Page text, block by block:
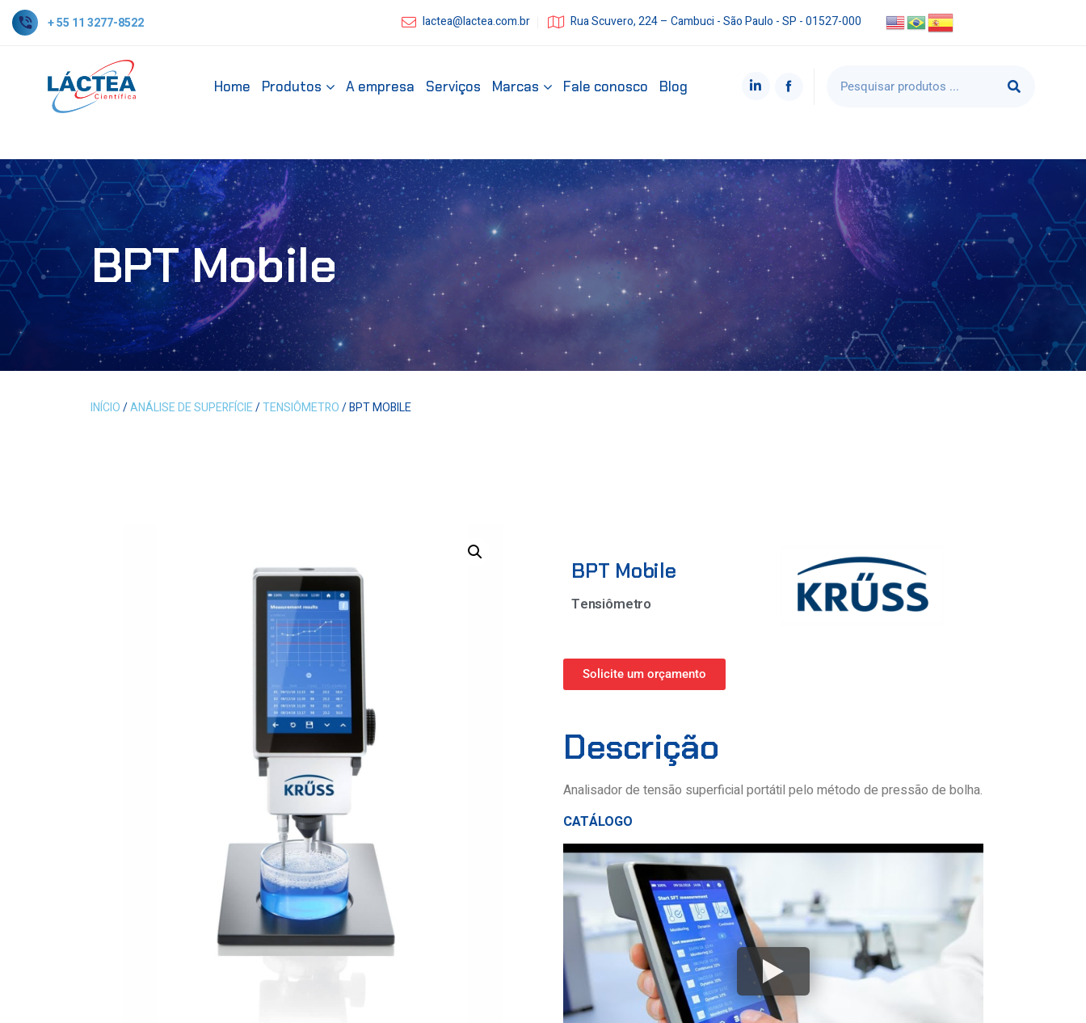
+ 55 11 3277-8522 lactea@lactea.com.br Rua Scuvero, 224 – Cambuci - São Paulo - SP - 01527-000
Home Produtos A empresa Serviços Marcas Fale conosco Blog
BPT Mobile
INÍCIO/ANÁLISE DE SUPERFÍCIE/TENSIÔMETRO/ BPT MOBILE
BPT Mobile
Tensiômetro
Solicite um orçamento
Descrição
Analisador de tensão superficial portátil pelo método de pressão de bolha.
CATÁLOGO